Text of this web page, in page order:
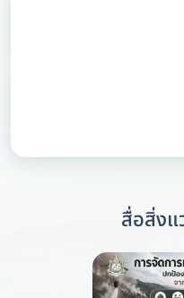
สื่อสิ่ง